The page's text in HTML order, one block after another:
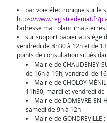
par voie électronique sur le
https://www.registredemat.fr/
l’adresse mail planclimat-
sur support papier au siège
vendredi de 8h30 à 12h et de
points de consultation situés
Mairie de CHAUDENEY-
de 16h à 19h, vendredi de
Mairie de CHOLOY
11h30, mardi et vendredi de
Mairie de DOMÈVRE-
samedi de 9h à 12h
Mairie de